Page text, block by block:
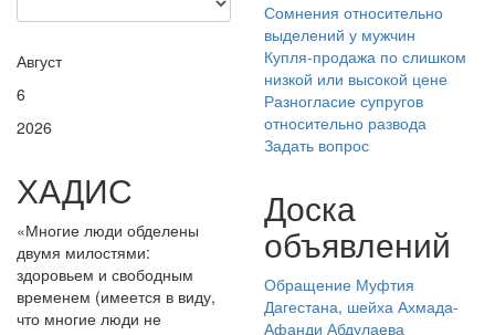
Август
6
2026
ХАДИС
«Многие люди обделены
двумя милостями:
здоровьем и свободным
временем (имеется в виду,
что многие люди не
Сомнения относительно
выделений у мужчин
Купля-продажа по слишком
низкой или высокой цене
Разногласие супругов
относительно развода
Задать вопрос
Доска
объявлений
Обращение Муфтия
Дагестана, шейха Ахмада-
Афанди Абдулаева